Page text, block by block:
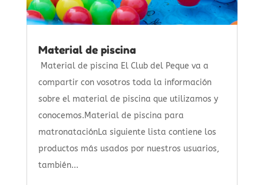
Material de piscina
Material de piscina El Club del Peque va a
compartir con vosotros toda la información
sobre el material de piscina que utilizamos y
conocemos.Material de piscina para
matronataciónLa siguiente lista contiene los
productos más usados por nuestros usuarios,
también...